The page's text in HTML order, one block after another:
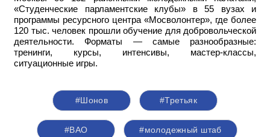
«Студенческие парламентские клубы» в 55 вузах и
программы ресурсного центра «Мосволонтер», где более
120 тыс. человек прошли обучение для добровольческой
деятельности. Форматы — самые разнообразные:
тренинги, курсы, интенсивы, мастер-классы,
ситуационные игры.
#Шонов #Третьяк
#ВАО #молодежный штаб